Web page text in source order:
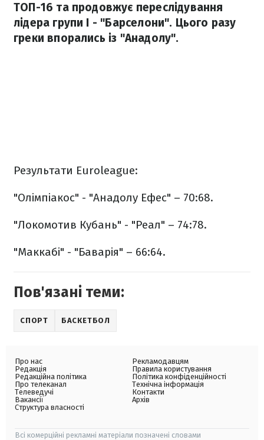
ТОП-16 та продовжує переслідування
лідера групи І - "Барселони". Цього разу
греки впорались із "Анадолу".
Результати Euroleague:
"Олімпіакос" - "Анадолу Ефес" – 70:68.
"Локомотив Кубань" - "Реал" – 74:78.
"Маккабі" - "Баварія" – 66:64.
Пов'язані теми:
СПОРТ БАСКЕТБОЛ
Про нас
Редакція
Редакційна політика
Про телеканал
Телеведучі
Вакансії
Структура власності
Рекламодавцям
Правила користування
Політика конфіденційності
Технічна інформація
Контакти
Архів
Всі комерційні рекламні матеріали позначені словами